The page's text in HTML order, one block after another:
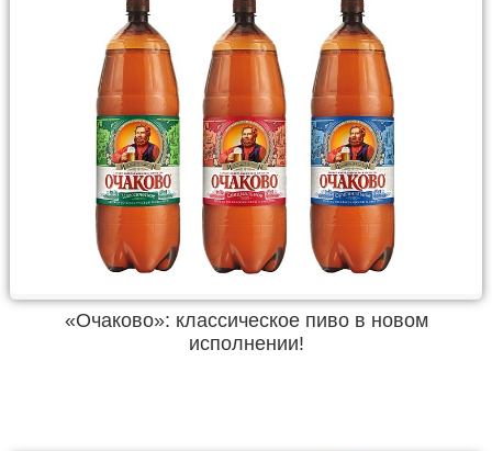
«Очаково»: классическое пиво в новом
исполнении!